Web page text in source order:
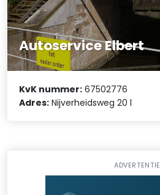
Autoservice Elbert
KvK nummer: 67502776
Adres: Nijverheidsweg 20 l
ADVERTENTIE